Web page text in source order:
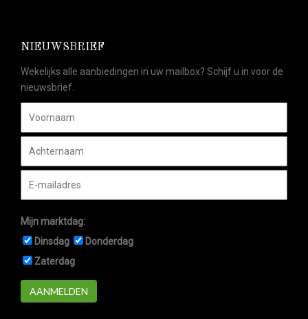
NIEUWSBRIEF
Wekelijks alle aanbiedingen in uw mailbox? Schijf u in voor de
nieuwsbrief.
Mijn marktdag:
Dinsdag
Donderdag
Zaterdag
AANMELDEN